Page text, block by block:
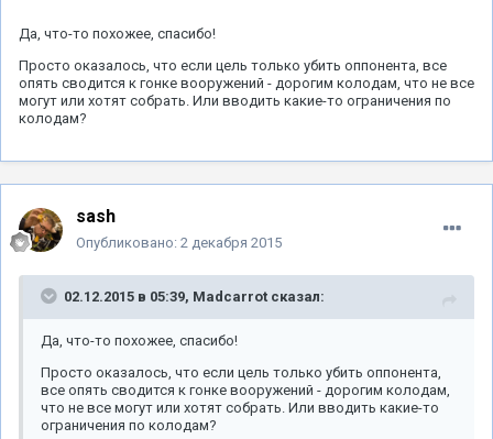
Да, что-то похожее, спасибо!
Просто оказалось, что если цель только убить оппонента, все
опять сводится к гонке вооружений - дорогим колодам, что не все
могут или хотят собрать. Или вводить какие-то ограничения по
колодам?
sash
Опубликовано: 2 декабря 2015
02.12.2015 в 05:39, Madcarrot сказал:
Да, что-то похожее, спасибо!
Просто оказалось, что если цель только убить оппонента,
все опять сводится к гонке вооружений - дорогим колодам,
что не все могут или хотят собрать. Или вводить какие-то
ограничения по колодам?